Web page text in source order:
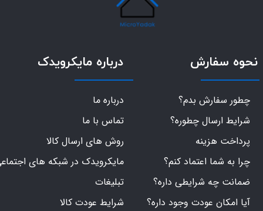
نحوه سفارش
چطور سفارش بدم؟
شرایط ارسال چطوره؟
پرداخت هزینه
چرا به شما اعتماد کنم؟
ضمانت چه شرایطی داره؟
آیا امکان عودت وجود داره؟
درباره مایکرویدک
درباره ما
تماس با ما
روش های ارسال کالا
مایکرویدک در شبکه های
تبلیغات
شرایط عودت کالا